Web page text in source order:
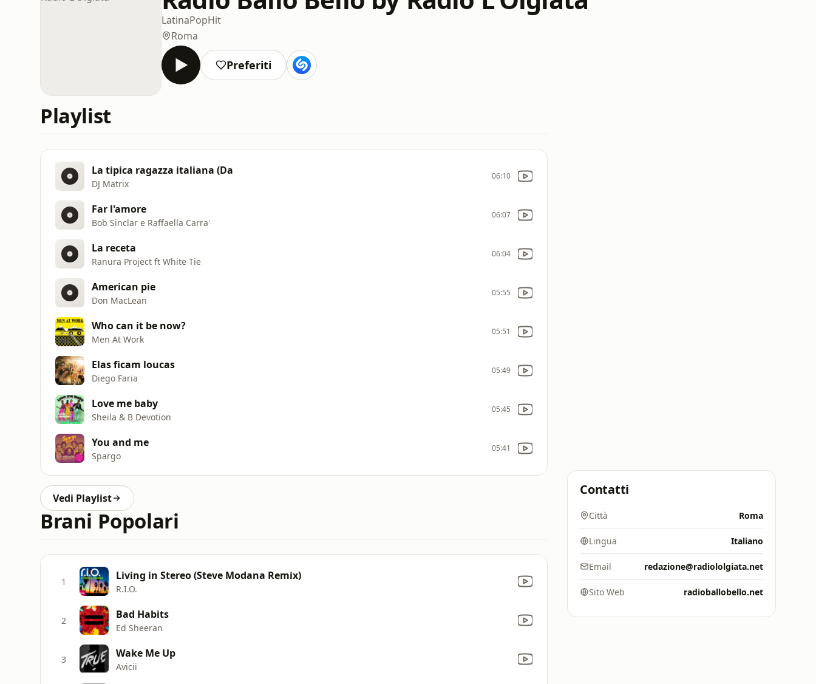
LatinaPopHit
Roma
Preferiti
Playlist
La tipica ragazza italiana (Da
DJ Matrix
06:10
Far l'amore
Bob Sinclar e Raffaella Carra'
06:07
La receta
Ranura Project ft White Tie
06:04
American pie
Don MacLean
05:55
Who can it be now?
Men At Work
05:51
Elas ficam loucas
Diego Faria
05:49
Love me baby
Sheila & B Devotion
05:45
You and me
Spargo
05:41
Vedi Playlist
Brani Popolari
1 Living in Stereo (Steve Modana Remix)
R.I.O.
2 Bad Habits
Ed Sheeran
3 Wake Me Up
Avicii
Contatti
Città Roma
Lingua Italiano
Email redazione@radiololgiata.net
Sito Web radioballobello.net